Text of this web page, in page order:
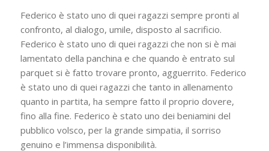
Federico è stato uno di quei ragazzi sempre pronti al
confronto, al dialogo, umile, disposto al sacrificio.
Federico è stato uno di quei ragazzi che non si è mai
lamentato della panchina e che quando è entrato sul
parquet si è fatto trovare pronto, agguerrito. Federico
è stato uno di quei ragazzi che tanto in allenamento
quanto in partita, ha sempre fatto il proprio dovere,
fino alla fine. Federico è stato uno dei beniamini del
pubblico volsco, per la grande simpatia, il sorriso
genuino e l’immensa disponibilità.